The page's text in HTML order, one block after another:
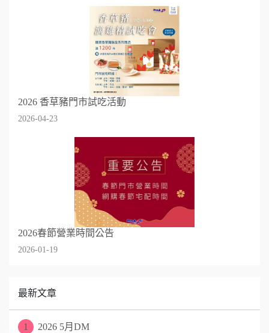
2026 香草豬門市試吃活動
2026-04-23
2026春節營業時間公告
2026-01-19
最新文章
1 2026 5月DM